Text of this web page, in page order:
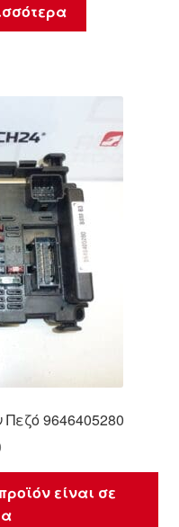
9646405280
είναι σε